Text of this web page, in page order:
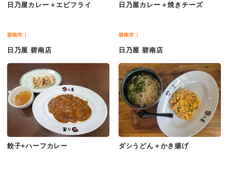
日乃屋カレー＋エビフライ 日乃屋カレー＋焼きチーズ
碧南市
日乃屋 碧南店
餃子+ハーフカレー
碧南市
日乃屋 碧南店
ダシうどん＋かき揚げ